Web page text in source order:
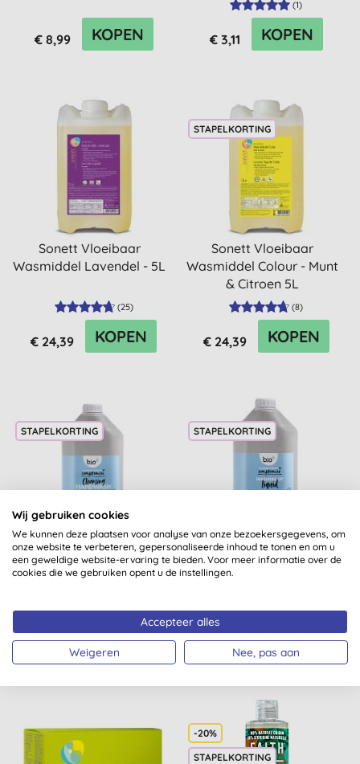
€ 8,99 KOPEN
(1)
€ 3,11 KOPEN
Sonett Vloeibaar
Wasmiddel Lavendel - 5L
(25)
€ 24,39 KOPEN
STAPELKORTING
Sonett Vloeibaar
Wasmiddel Colour - Munt
& Citroen 5L
(8)
€ 24,39 KOPEN
STAPELKORTING
Bio-D Reinigende
Handzeep Zonder
(15)
€ 23,44 KOPEN
STAPELKORTING
Bio-D Vloeibaar
Afwasmiddel 5L
(19)
€ 15,11 KOPEN
-20%
STAPELKORTING
Wij gebruiken cookies
We kunnen deze plaatsen voor analyse van onze bezoekersgegevens, om
onze website te verbeteren, gepersonaliseerde inhoud te tonen en om u
een geweldige website-ervaring te bieden. Voor meer informatie over de
cookies die we gebruiken opent u de instellingen.
Accepteer alles
Weigeren Nee, pas aan